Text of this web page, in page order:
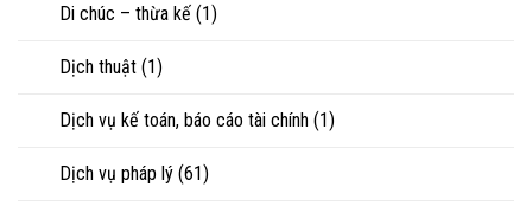
chấp
Di chúc – thừa kế (1)
Dịch thuật (1)
Dịch vụ kế toán, báo cáo tài chính (1)
Dịch vụ pháp lý (61)